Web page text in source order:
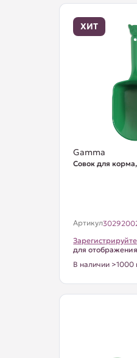
ХИТ
Gamma
Совок для
Артикул
для
В наличии >1000